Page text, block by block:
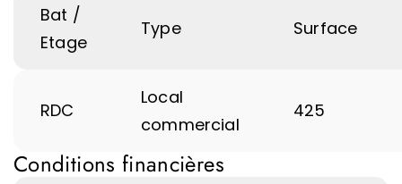
Bat /
Etage
Type Surface
RDC
Local
commercial
425
Conditions financières